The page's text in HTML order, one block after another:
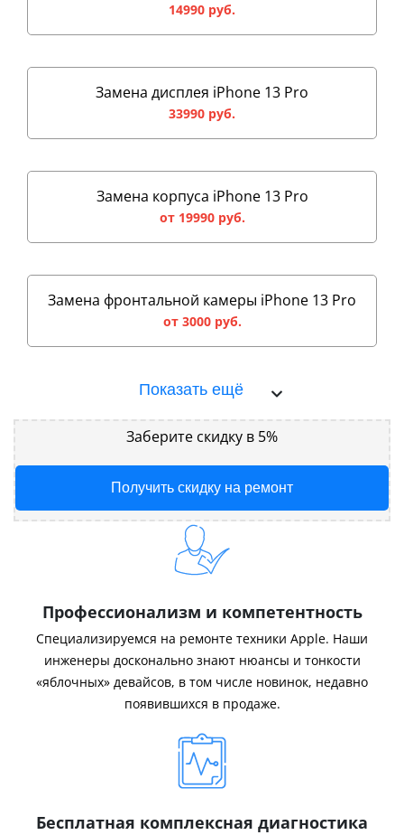
14990 руб.
Замена дисплея iPhone 13 Pro
33990 руб.
Замена корпуса iPhone 13 Pro
от 19990 руб.
Замена фронтальной камеры iPhone 13 Pro
от 3000 руб.
Показать ещё
Заберите скидку в 5%
Получить скидку на ремонт
Профессионализм и компетентность
Специализируемся на ремонте техники Apple. Наши
инженеры досконально знают нюансы и тонкости
«яблочных» девайсов, в том числе новинок, недавно
появившихся в продаже.
Бесплатная комплексная диагностика